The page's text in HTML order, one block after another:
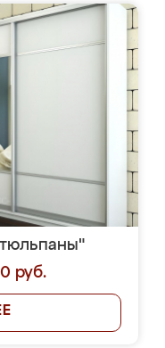
руб.